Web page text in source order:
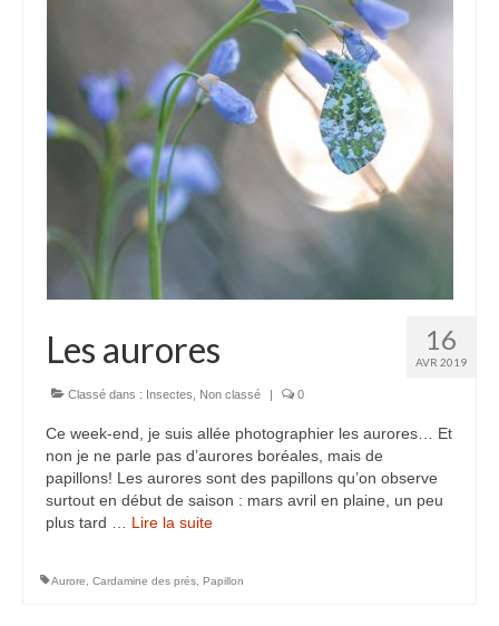
Karpfenloch
Montier en Der
Lac du Ternay
Val de Saône
Montagne
Bugey
Chartreuse
Haut-Languedoc
Jura
Mercantour
Rémuzat
Vanoise
16
AVR 2019
Les aurores
Classé dans : Insectes Non classé | 0
Ce week-end, je suis allée photographier les aurores… Et
non je ne parle pas d’aurores boréales, mais de
papillons! Les aurores sont des papillons qu’on observe
surtout en début de saison : mars avril en plaine, un peu
plus tard … Lire la suite­­
Aurore Cardamine des prés Papillon